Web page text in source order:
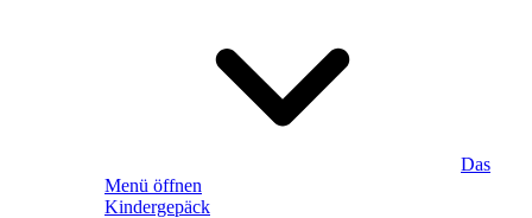
Das
Menü öffnen
Kindergepäck